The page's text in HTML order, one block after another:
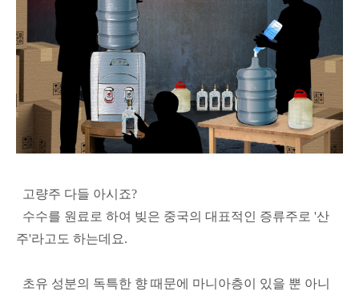
고량주 다들 아시죠?
수수를 원료로 하여 빚은 중국의 대표적인 증류주로 '산
주'라고도 하는데요.
초유 성분의 독특한 향 때문에 마니아층이 있을 뿐 아니